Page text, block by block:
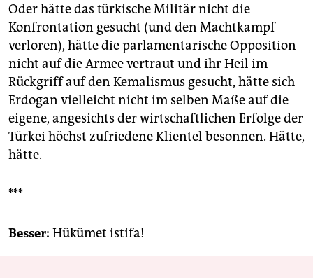
Oder hätte das türkische Militär nicht die
Konfrontation gesucht (und den Machtkampf
verloren), hätte die parlamentarische Opposition
nicht auf die Armee vertraut und ihr Heil im
Rückgriff auf den Kemalismus gesucht, hätte sich
Erdogan vielleicht nicht im selben Maße auf die
eigene, angesichts der wirtschaftlichen Erfolge der
Türkei höchst zufriedene Klientel besonnen. Hätte,
hätte.
***
Besser: Hükümet istifa!